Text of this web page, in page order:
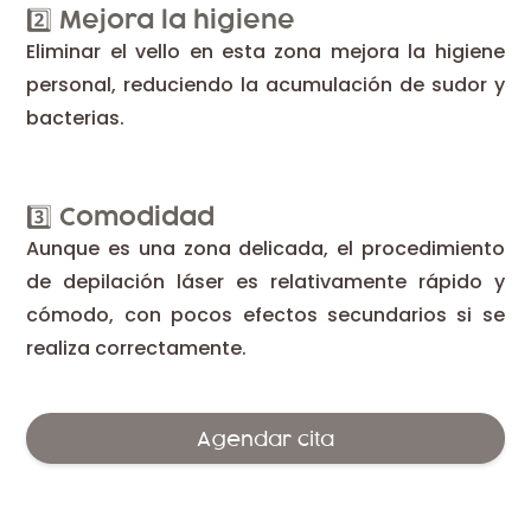
2️⃣ Mejora la higiene
Eliminar el vello en esta zona mejora la higiene
personal, reduciendo la acumulación de sudor y
bacterias.
3️⃣ Comodidad
Aunque es una zona delicada, el procedimiento
de depilación láser es relativamente rápido y
cómodo, con pocos efectos secundarios si se
realiza correctamente.
Agendar cita